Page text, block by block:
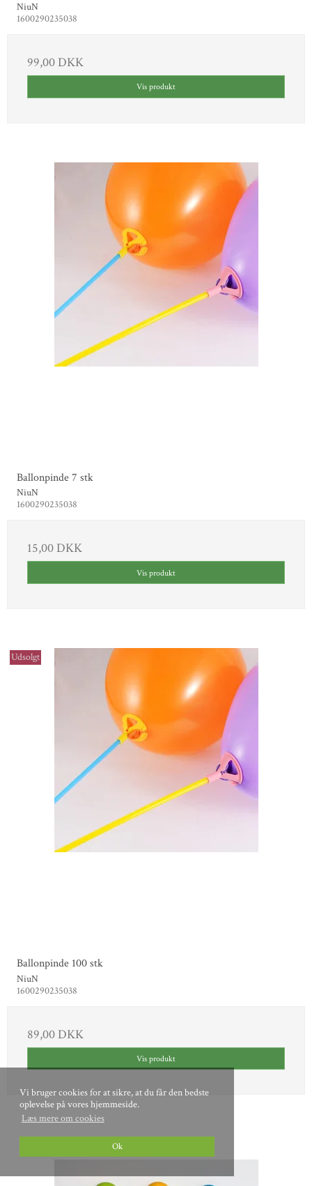
Vi bruger cookies for at sikre, at du får den bedste
oplevelse på vores hjemmeside.
Læs mere om cookies
Ok
NiuN
1600290235038
99,00 DKK
Vis produkt
Ballonpinde 7 stk
NiuN
1600290235038
15,00 DKK
Vis produkt
Udsolgt
Ballonpinde 100 stk
NiuN
1600290235038
89,00 DKK
Vis produkt